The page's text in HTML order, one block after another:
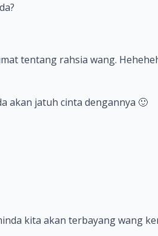
tentang rahsia wang.
akan jatuh cinta dengannya 🙂
kita akan terbayang wang